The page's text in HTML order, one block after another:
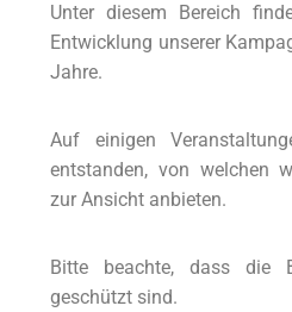
Unter diesem Bereich
Entwicklung unserer
Jahre.
Auf einigen
entstanden, von welchen
zur Ansicht anbieten.
Bitte beachte, dass die
geschützt sind.